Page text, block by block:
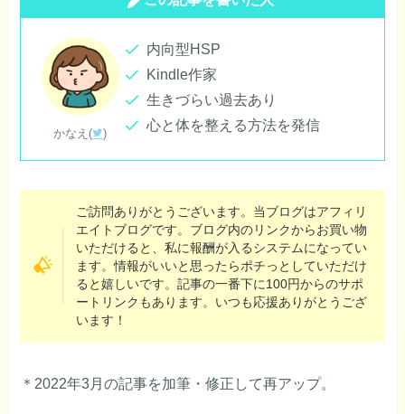
かなえ( )
内向型HSP
Kindle作家
生きづらい過去あり
心と体を整える方法を発信
ご訪問ありがとうございます。当ブログはアフィリ
エイトブログです。ブログ内のリンクからお買い物
いただけると、私に報酬が入るシステムになってい
ます。情報がいいと思ったらポチっとしていただけ
ると嬉しいです。記事の一番下に100円からのサポ
ートリンクもあります。いつも応援ありがとうござ
います！
＊2022年3月の記事を加筆・修正して再アップ。